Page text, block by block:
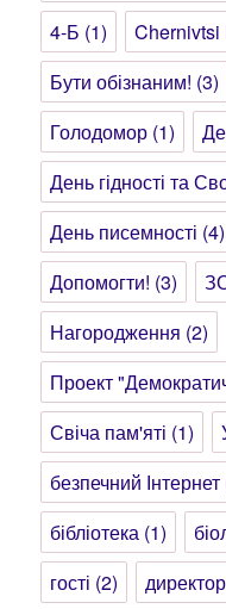
4-Б (1) Chernivtsi
Бути обізнаним! (3)
Голодомор (1)
День гідності та
День писемності (4)
Допомогти! (3)
Нагородження (2)
Проект
Свіча пам'яті (1)
безпечний Інтернет
бібліотека (1)
гості (2) директор